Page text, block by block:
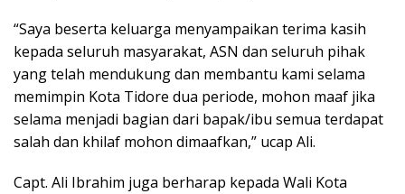
“Saya beserta keluarga menyampaikan terima kasih
kepada seluruh masyarakat, ASN dan seluruh pihak
yang telah mendukung dan membantu kami selama
memimpin Kota Tidore dua periode, mohon maaf jika
selama menjadi bagian dari bapak/ibu semua terdapat
salah dan khilaf mohon dimaafkan,” ucap Ali.
Capt. Ali Ibrahim juga berharap kepada Wali Kota